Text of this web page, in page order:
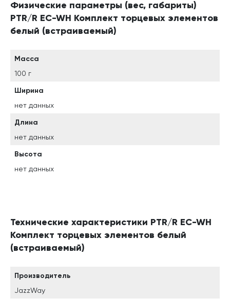
Физические параметры (вес, габариты)
PTR/R EC-WH Комплект торцевых элементов
белый (встраиваемый)
Масса
100 г
Ширина
нет данных
Длина
нет данных
Высота
нет данных
Технические характеристики PTR/R EC-WH
Комплект торцевых элементов белый
(встраиваемый)
Производитель
JazzWay